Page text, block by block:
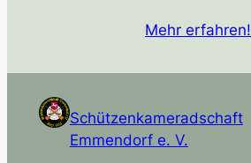
Mehr erfahren!
Schützenkameradschaft
Emmendorf e. V.